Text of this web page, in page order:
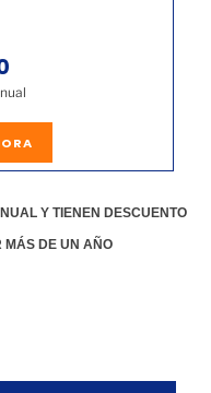
Y TIENEN DESCUENTO
MÁS DE UN AÑO